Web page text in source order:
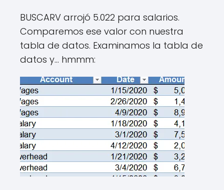
BUSCARV arrojó 5.022 para salarios.
Comparemos ese valor con nuestra
tabla de datos. Examinamos la tabla de
datos y… hmmm: